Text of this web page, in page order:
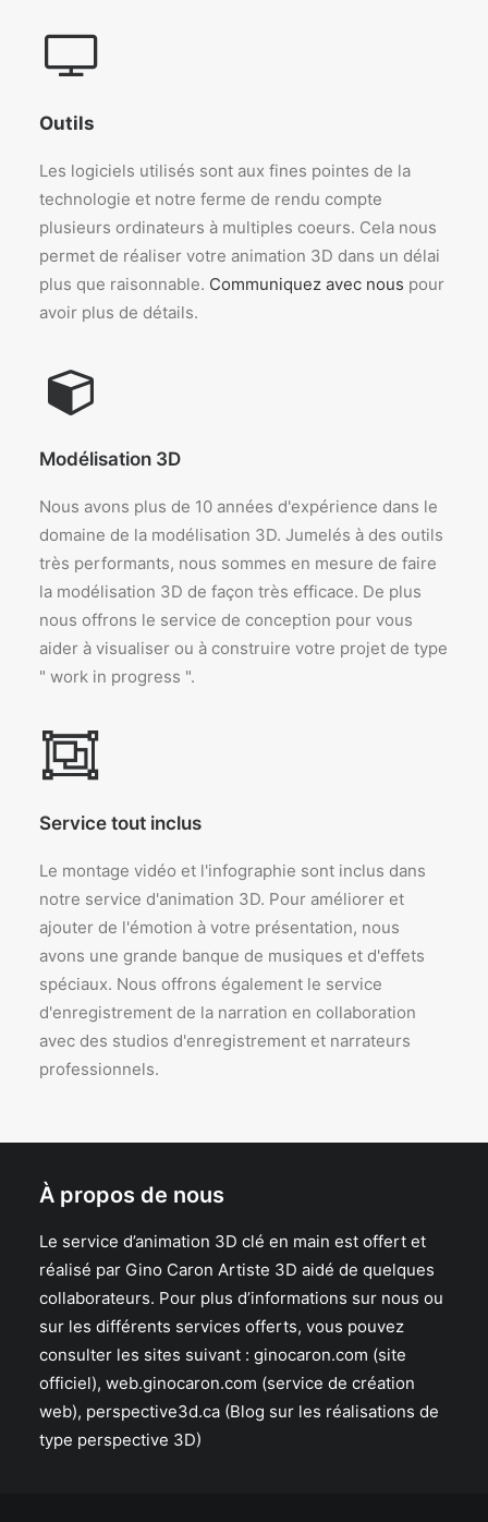
Outils
Les logiciels utilisés sont aux fines pointes de la
technologie et notre ferme de rendu compte
plusieurs ordinateurs à multiples coeurs. Cela nous
permet de réaliser votre animation 3D dans un délai
plus que raisonnable. Communiquez avec nous pour
avoir plus de détails.
Modélisation 3D
Nous avons plus de 10 années d'expérience dans le
domaine de la modélisation 3D. Jumelés à des outils
très performants, nous sommes en mesure de faire
la modélisation 3D de façon très efficace. De plus
nous offrons le service de conception pour vous
aider à visualiser ou à construire votre projet de type
" work in progress ".
Service tout inclus
Le montage vidéo et l'infographie sont inclus dans
notre service d'animation 3D. Pour améliorer et
ajouter de l'émotion à votre présentation, nous
avons une grande banque de musiques et d'effets
spéciaux. Nous offrons également le service
d'enregistrement de la narration en collaboration
avec des studios d'enregistrement et narrateurs
professionnels.
À propos de nous
Le service d’animation 3D clé en main est offert et
réalisé par Gino Caron Artiste 3D aidé de quelques
collaborateurs. Pour plus d’informations sur nous ou
sur les différents services offerts, vous pouvez
consulter les sites suivant : ginocaron.com (site
officiel), web.ginocaron.com (service de création
web), perspective3d.ca (Blog sur les réalisations de
type perspective 3D)